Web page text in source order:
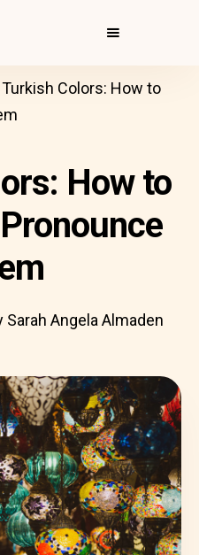
Turkish Colors: How to
How to
Sarah Angela Almaden